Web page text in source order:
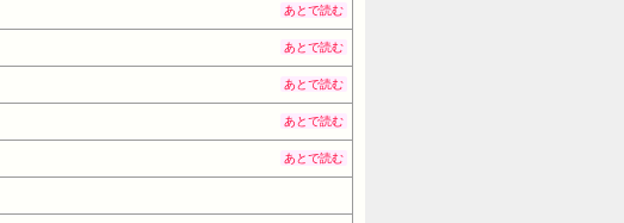
あとで読む
あとで読む
あとで読む
あとで読む
あとで読む